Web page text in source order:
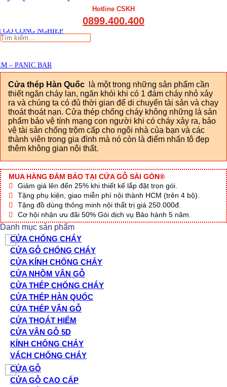
GỖ CÔNG NGHIỆP
– PANIC BAR
Hotline CSKH
0899.400.400
Tìm
Cửa thép Hàn Quốc
là một trong những sản phẩm cần
thiết ngăn cháy lan, ngăn khói khi có 1 đám cháy nhỏ xảy
ra và chúng ta có đủ thời gian để di chuyển tài sản và chạy
thoát thoát nạn. Cửa thép chống cháy không những là sản
phẩm bảo vệ tính mạng con người khi có cháy xảy ra, bảo
vệ tài sản chống trộm cấp cho ngôi nhà của bạn và các
thành viên trong gia đình mà nó còn là điểm nhấn tô đẹp
thêm không gian nội thất.
MUA HÀNG ĐẢM BẢO TẠI CỬA GỖ SÀI GÒN®
Giảm giá lên đến 25% khi thiết kế lắp đặt trọn gói.
Tặng phụ kiện, giao miễn phí nội thành HCM (trên 4 bộ).
Tặng đồ dùng thông minh nội thất trị giá 250.000đ.
Cơ hội nhận ưu đãi 50% Gói dịch vụ Bảo hành 5 năm.
Danh mục sản phẩm
CỬA CHỐNG CHÁY
CỬA GỖ CHỐNG CHÁY
CỬA KÍNH CHỐNG CHÁY
CỬA NHÔM VÂN GỖ
CỬA THÉP CHỐNG CHÁY
CỬA THÉP HÀN QUỐC
CỬA THÉP VÂN GỖ
CỬA THOÁT HIỂM
CỬA VÂN GỖ 5D
KÍNH CHỐNG CHÁY
VÁCH CHỐNG CHÁY
CỬA GỖ
CỬA GỖ CAO CẤP